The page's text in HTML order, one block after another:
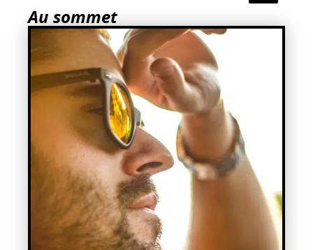
Au sommet